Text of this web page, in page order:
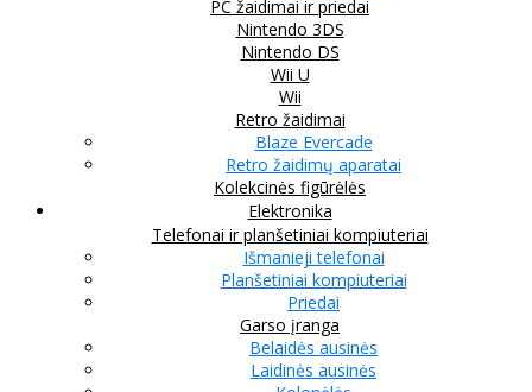
PC žaidimai ir priedai
Nintendo 3DS
Nintendo DS
Wii U
Wii
Retro žaidimai
Blaze Evercade
Retro žaidimų aparatai
Kolekcinės figūrėlės
Elektronika
Telefonai ir planšetiniai kompiuteriai
Išmanieji telefonai
Planšetiniai kompiuteriai
Priedai
Garso įranga
Belaidės ausinės
Laidinės ausinės